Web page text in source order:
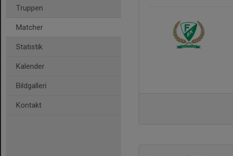
Truppen
Matcher
Statistik
Kalender
Bildgalleri
Kontakt